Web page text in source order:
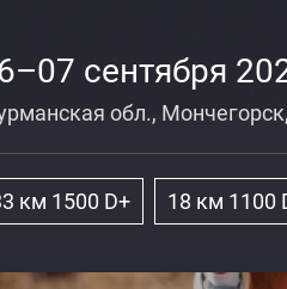
сентября
обл.,
км 1500 D+ 18 км 1100